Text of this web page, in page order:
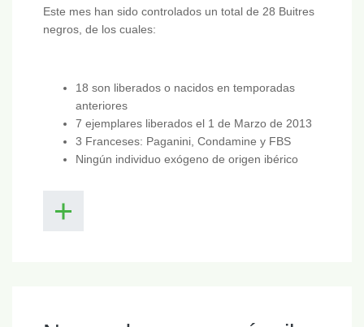
Este mes han sido controlados un total de 28 Buitres
negros, de los cuales:
18 son liberados o nacidos en temporadas
anteriores
7 ejemplares liberados el 1 de Marzo de 2013
3 Franceses: Paganini, Condamine y FBS
Ningún individuo exógeno de origen ibérico